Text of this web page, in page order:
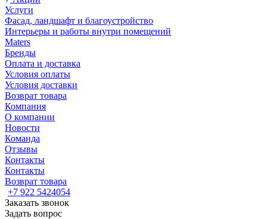
Услуги
Фасад, ландшафт и благоустройство
Интерьеры и работы внутри помещений
Maters
Бренды
Оплата и доставка
Условия оплаты
Условия доставки
Возврат товара
Компания
О компании
Новости
Команда
Отзывы
Контакты
Контакты
Возврат товара
+7 922 5424054
Заказать звонок
Задать вопрос